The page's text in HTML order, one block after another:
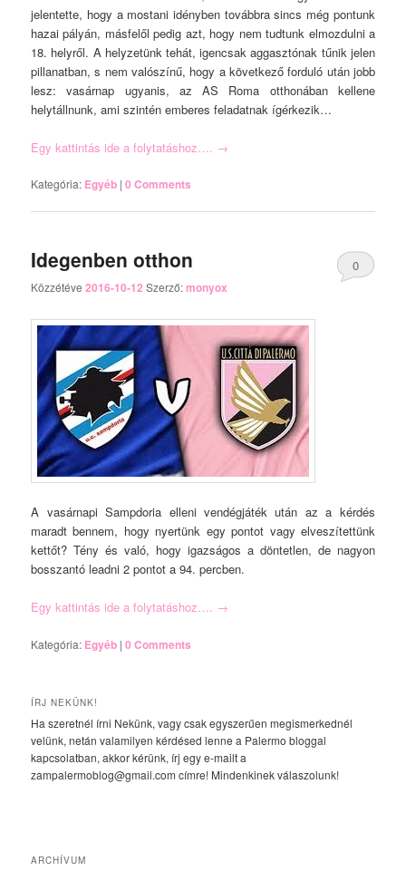
jelentette, hogy a mostani idényben továbbra sincs még pontunk
hazai pályán, másfelől pedig azt, hogy nem tudtunk elmozdulni a
18. helyről. A helyzetünk tehát, igencsak aggasztónak tűnik jelen
pillanatban, s nem valószínű, hogy a következő forduló után jobb
lesz: vasárnap ugyanis, az AS Roma otthonában kellene
helytállnunk, ami szintén emberes feladatnak ígérkezik…
Egy kattintás ide a folytatáshoz…. →
Kategória: Egyéb |0 Comments
Idegenben otthon
Közzétéve2016-10-12 Szerző:monyox
0
A vasárnapi Sampdoria elleni vendégjáték után az a kérdés
maradt bennem, hogy nyertünk egy pontot vagy elveszítettünk
kettőt? Tény és való, hogy igazságos a döntetlen, de nagyon
bosszantó leadni 2 pontot a 94. percben.
Egy kattintás ide a folytatáshoz…. →
Kategória: Egyéb |0 Comments
ÍRJ NEKÜNK!
Ha szeretnél írni Nekünk, vagy csak egyszerűen megismerkednél
velünk, netán valamilyen kérdésed lenne a Palermo bloggal
kapcsolatban, akkor kérünk, írj egy e-mailt a
zampalermoblog@gmail.com címre! Mindenkinek válaszolunk!
ARCHÍVUM